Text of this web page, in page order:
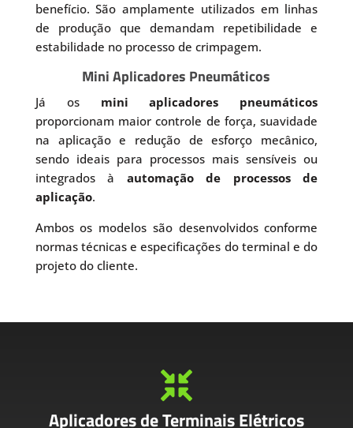
benefício. São amplamente utilizados em linhas
de produção que demandam repetibilidade e
estabilidade no processo de crimpagem.
Mini Aplicadores Pneumáticos
Já os mini aplicadores pneumáticos
proporcionam maior controle de força, suavidade
na aplicação e redução de esforço mecânico,
sendo ideais para processos mais sensíveis ou
integrados à automação de processos de
aplicação.
Ambos os modelos são desenvolvidos conforme
normas técnicas e especificações do terminal e do
projeto do cliente.

Aplicadores de Terminais Elétricos